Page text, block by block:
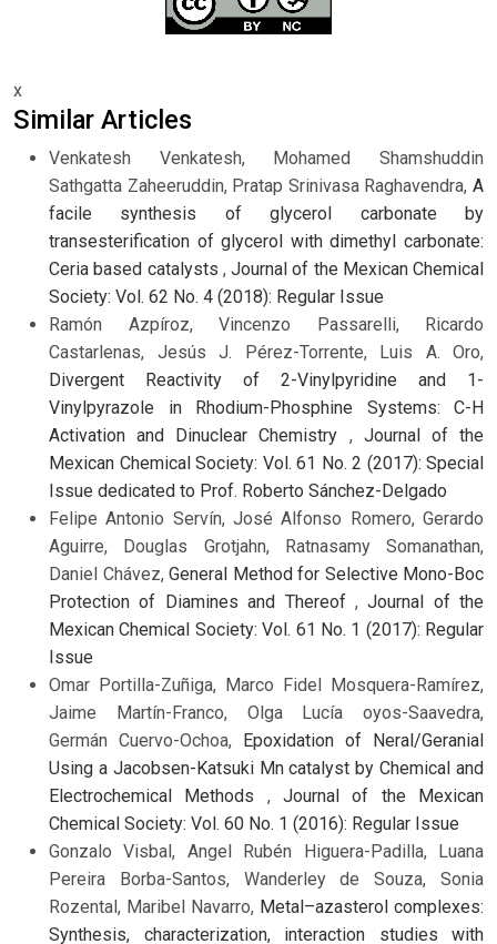
x
Similar Articles
Venkatesh Venkatesh, Mohamed Shamshuddin
Sathgatta Zaheeruddin, Pratap Srinivasa Raghavendra, A
facile synthesis of glycerol carbonate by
transesterification of glycerol with dimethyl carbonate:
Ceria based catalysts , Journal of the Mexican Chemical
Society: Vol. 62 No. 4 (2018): Regular Issue
Ramón Azpíroz, Vincenzo Passarelli, Ricardo
Castarlenas, Jesús J. Pérez-Torrente, Luis A. Oro,
Divergent Reactivity of 2-Vinylpyridine and 1-
Vinylpyrazole in Rhodium-Phosphine Systems: C-H
Activation and Dinuclear Chemistry , Journal of the
Mexican Chemical Society: Vol. 61 No. 2 (2017): Special
Issue dedicated to Prof. Roberto Sánchez-Delgado
Felipe Antonio Servín, José Alfonso Romero, Gerardo
Aguirre, Douglas Grotjahn, Ratnasamy Somanathan,
Daniel Chávez, General Method for Selective Mono-Boc
Protection of Diamines and Thereof ,Journal of the
Mexican Chemical Society: Vol. 61 No. 1 (2017): Regular
Issue
Omar Portilla-Zuñiga, Marco Fidel Mosquera-Ramírez,
Jaime Martín-Franco, Olga Lucía oyos-Saavedra,
Germán Cuervo-Ochoa, Epoxidation of Neral/Geranial
Using a Jacobsen-Katsuki Mn catalyst by Chemical and
Electrochemical Methods ,Journal of the Mexican
Chemical Society: Vol. 60 No. 1 (2016): Regular Issue
Gonzalo Visbal, Angel Rubén Higuera-Padilla, Luana
Pereira Borba-Santos, Wanderley de Souza, Sonia
Rozental, Maribel Navarro, Metal–azasterol complexes:
Synthesis, characterization, interaction studies with